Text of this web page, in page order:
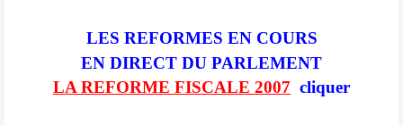
LES REFORMES EN COURS
EN DIRECT DU PARLEMENT
LA REFORME FISCALE 2007 cliquer